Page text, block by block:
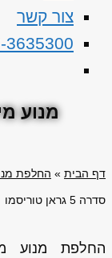
צור קשר
3635300
דף הבית » החלפת
סדרה 5 גראן טוריסמו
החלפת מנוע